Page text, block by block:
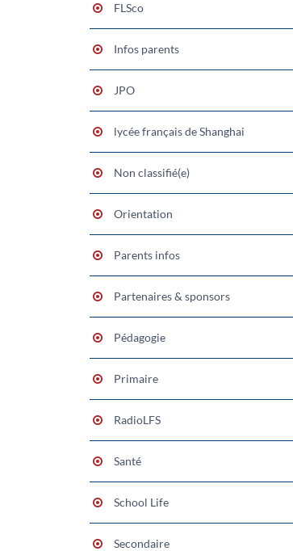
FLSco
Infos parents
JPO
lycée français de Shanghai
Non classifié(e)
Orientation
Parents infos
Partenaires & sponsors
Pédagogie
Primaire
RadioLFS
Santé
School Life
Secondaire